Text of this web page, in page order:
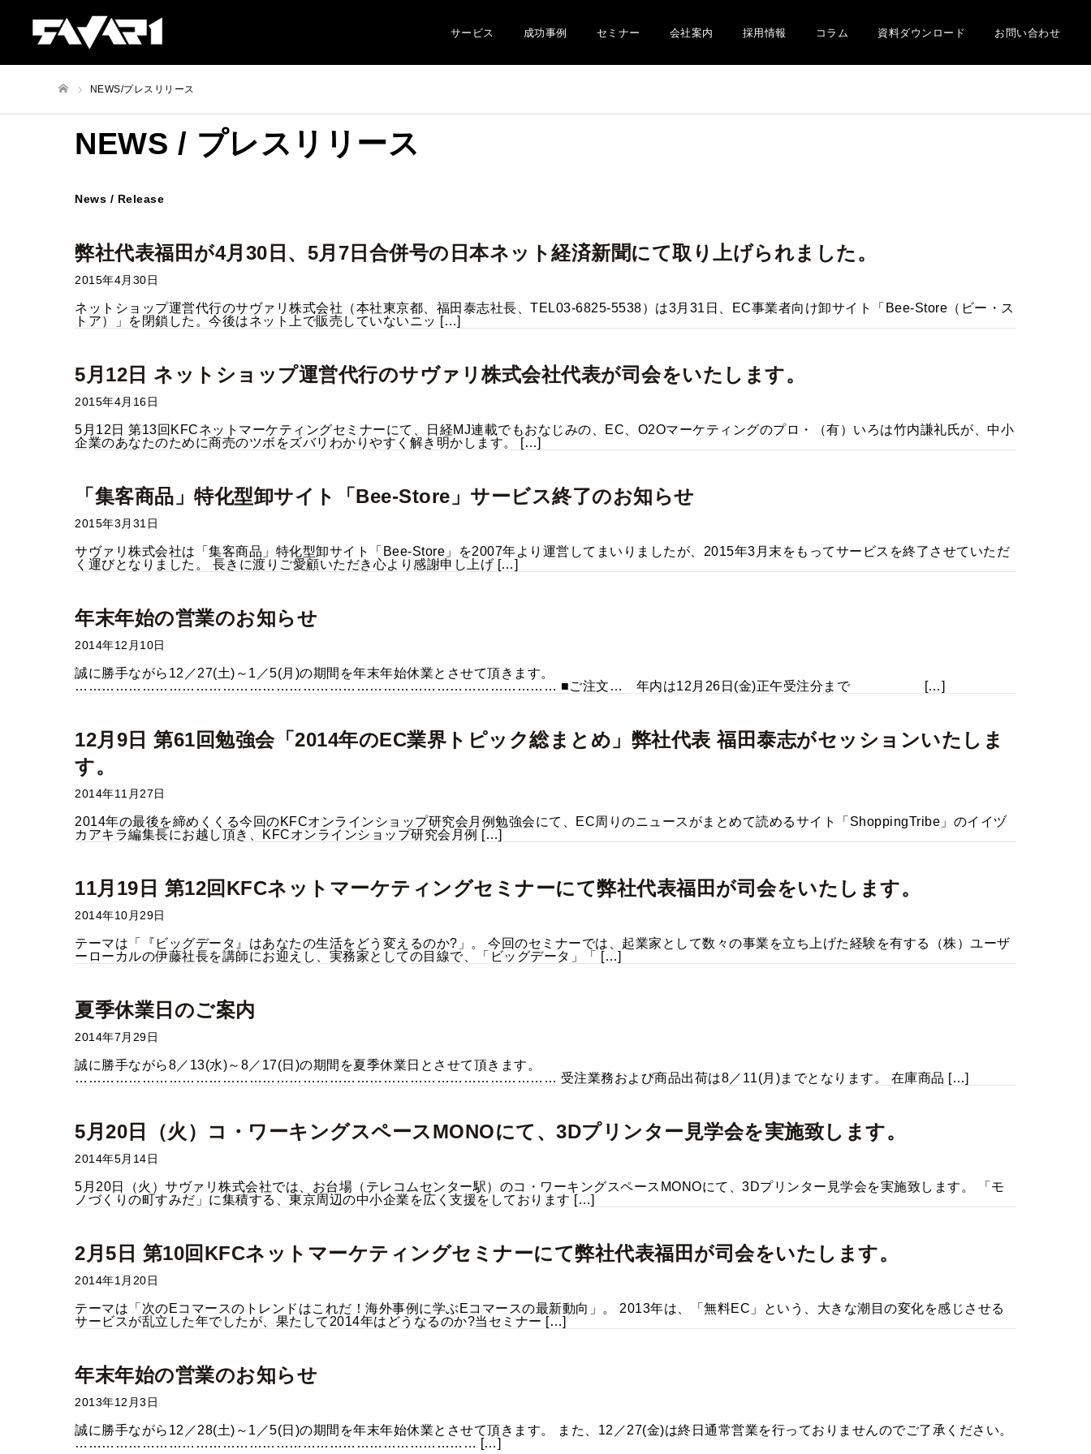
サービス 成功事例 セミナー 会社案内 採用情報 コラム 資料ダウンロード お問い合わせ
NEWS/プレスリリース
NEWS / プレスリリース
News / Release
弊社代表福田が4月30日、5月7日合併号の日本ネット経済新聞にて取り上げられました。
2015年4月30日
ネットショップ運営代行のサヴァリ株式会社（本社東京都、福田泰志社長、TEL03-6825-5538）は3月31日、EC事業者向け卸サイト「Bee-Store（ビー・ス
トア）」を閉鎖した。今後はネット上で販売していないニッ […]
5月12日 ネットショップ運営代行のサヴァリ株式会社代表が司会をいたします。
2015年4月16日
5月12日 第13回KFCネットマーケティングセミナーにて、日経MJ連載でもおなじみの、EC、O2Oマーケティングのプロ・（有）いろは竹内謙礼氏が、中小
企業のあなたのために商売のツボをズバリわかりやすく解き明かします。 […]
「集客商品」特化型卸サイト「Bee-Store」サービス終了のお知らせ
2015年3月31日
サヴァリ株式会社は「集客商品」特化型卸サイト「Bee-Store」を2007年より運営してまいりましたが、2015年3月末をもってサービスを終了させていただ
く運びとなりました。 長きに渡りご愛顧いただき心より感謝申し上げ […]
年末年始の営業のお知らせ
2014年12月10日
誠に勝手ながら12／27(土)～1／5(月)の期間を年末年始休業とさせて頂きます。
……………………………………………………………………………………………… ■ご注文… 年内は12月26日(金)正午受注分まで […]
12月9日 第61回勉強会「2014年のEC業界トピック総まとめ」弊社代表 福田泰志がセッションいたしま
す。
2014年11月27日
2014年の最後を締めくくる今回のKFCオンラインショップ研究会月例勉強会にて、EC周りのニュースがまとめて読めるサイト「ShoppingTribe」のイイヅ
カアキラ編集長にお越し頂き、KFCオンラインショップ研究会月例 […]
11月19日 第12回KFCネットマーケティングセミナーにて弊社代表福田が司会をいたします。
2014年10月29日
テーマは「『ビッグデータ』はあなたの生活をどう変えるのか?」。 今回のセミナーでは、起業家として数々の事業を立ち上げた経験を有する（株）ユーザ
ーローカルの伊藤社長を講師にお迎えし、実務家としての目線で、「ビッグデータ」「 […]
夏季休業日のご案内
2014年7月29日
誠に勝手ながら8／13(水)～8／17(日)の期間を夏季休業日とさせて頂きます。
……………………………………………………………………………………………… 受注業務および商品出荷は8／11(月)までとなります。 在庫商品 […]
5月20日（火）コ・ワーキングスペースMONOにて、3Dプリンター見学会を実施致します。
2014年5月14日
5月20日（火）サヴァリ株式会社では、お台場（テレコムセンター駅）のコ・ワーキングスペースMONOにて、3Dプリンター見学会を実施致します。 「モ
ノづくりの町すみだ」に集積する、東京周辺の中小企業を広く支援をしております […]
2月5日 第10回KFCネットマーケティングセミナーにて弊社代表福田が司会をいたします。
2014年1月20日
テーマは「次のEコマースのトレンドはこれだ！海外事例に学ぶEコマースの最新動向」。 2013年は、「無料EC」という、大きな潮目の変化を感じさせる
サービスが乱立した年でしたが、果たして2014年はどうなるのか?当セミナー […]
年末年始の営業のお知らせ
2013年12月3日
誠に勝手ながら12／28(土)～1／5(日)の期間を年末年始休業とさせて頂きます。 また、12／27(金)は終日通常営業を行っておりませんのでご了承ください。
……………………………………………………………………………… […]